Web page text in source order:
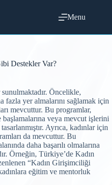
Menu
Destekler Var?
Öncelikle,
fazla yer almalarını sağlamak için
mevcuttur. Bu programlar,
veya mevcut işlerini
Ayrıca, kadınlar için
da mevcuttur. Bu
daha başarılı olmalarına
Örneğin, Türkiye’de Kadın
“Kadın Girişimciliği
eğitim ve mentorluk